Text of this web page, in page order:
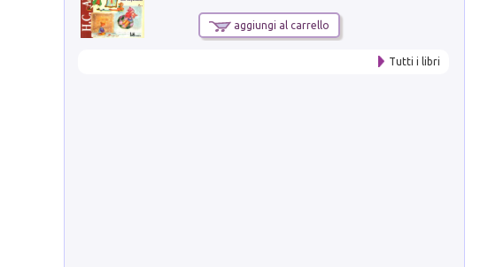
aggiungi al carrello
Tutti i libri